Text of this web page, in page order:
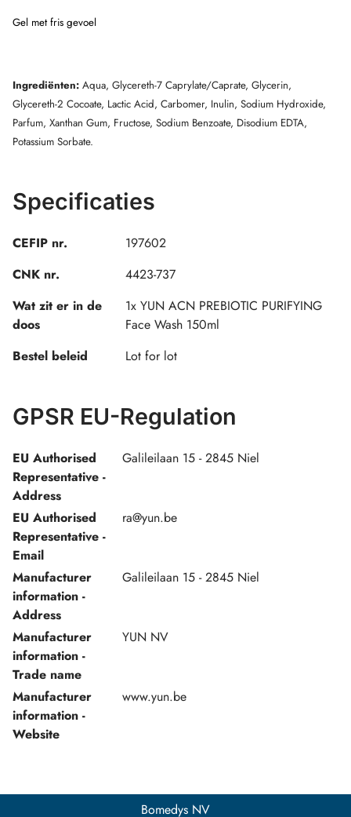
Gel met fris gevoel
Ingrediënten: Aqua, Glycereth-7 Caprylate/Caprate, Glycerin,
Glycereth-2 Cocoate, Lactic Acid, Carbomer, Inulin, Sodium Hydroxide,
Parfum, Xanthan Gum, Fructose, Sodium Benzoate, Disodium EDTA,
Potassium Sorbate.
Specificaties
CEFIP nr.
197602
CNK nr.
4423-737
Wat zit er in de
doos
1x YUN ACN PREBIOTIC PURIFYING
Face Wash 150ml
Bestel beleid
Lot for lot
GPSR EU-Regulation
EU Authorised
Representative -
Address
Galileilaan 15 - 2845 Niel
EU Authorised
Representative -
Email
ra@yun.be
Manufacturer
information -
Address
Galileilaan 15 - 2845 Niel
Manufacturer
information -
Trade name
YUN NV
Manufacturer
information -
Website
www.yun.be
Bomedys NV